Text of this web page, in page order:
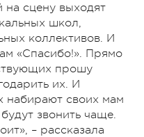
сцену выходят
школ,
коллективов. И
«Спасибо!». Прямо
прошу
их. И
набирают своих мам
звонить чаще.
– рассказала